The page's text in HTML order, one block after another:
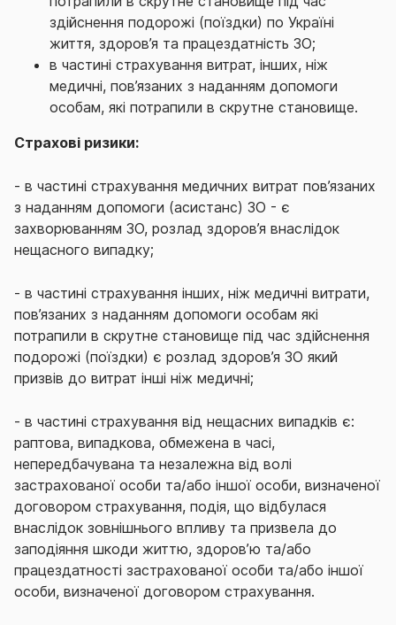
здійснення подорожі (поїздки) по Україні
життя, здоров’я та працездатність ЗО;
в частині страхування витрат, інших, ніж
медичні, пов’язаних з наданням допомоги
особам, які потрапили в скрутне становище.
Страхові ризики:
- в частині страхування медичних витрат пов’язаних
з наданням допомоги (асистанс) ЗО - є
захворюванням ЗО, розлад здоров’я внаслідок
нещасного випадку;
- в частині страхування інших, ніж медичні витрати,
пов’язаних з наданням допомоги особам які
потрапили в скрутне становище під час здійснення
подорожі (поїздки) є розлад здоров’я ЗО який
призвів до витрат інші ніж медичні;
- в частині страхування від нещасних випадків є:
раптова, випадкова, обмежена в часі,
непередбачувана та незалежна від волі
застрахованої особи та/або іншої особи, визначеної
договором страхування, подія, що відбулася
внаслідок зовнішнього впливу та призвела до
заподіяння шкоди життю, здоров’ю та/або
працездатності застрахованої особи та/або іншої
особи, визначеної договором страхування.